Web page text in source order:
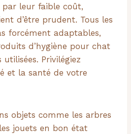
leur faible coût,
d’être prudent. Tous les
forcément adaptables,
d’hygiène pour chat
Privilégiez
et la santé de votre
objets comme les arbres
jouets en bon état